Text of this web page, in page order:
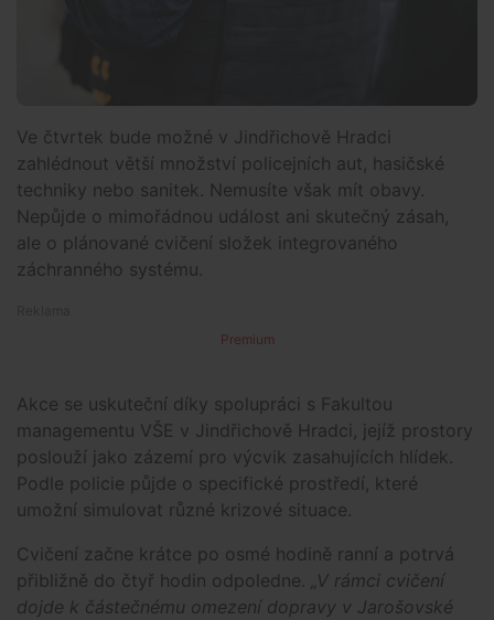
Ve čtvrtek bude možné v Jindřichově Hradci
zahlédnout větší množství policejních aut, hasičské
techniky nebo sanitek. Nemusíte však mít obavy.
Nepůjde o mimořádnou událost ani skutečný zásah,
ale o plánované cvičení složek integrovaného
záchranného systému.
Premium
Akce se uskuteční díky spolupráci s Fakultou
managementu VŠE v Jindřichově Hradci, jejíž prostory
poslouží jako zázemí pro výcvik zasahujících hlídek.
Podle policie půjde o specifické prostředí, které
umožní simulovat různé krizové situace.
Cvičení začne krátce po osmé hodině ranní a potrvá
přibližně do čtyř hodin odpoledne.
„V rámci cvičení
dojde k částečnému omezení dopravy v Jarošovské